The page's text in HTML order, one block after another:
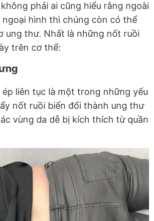
phải ai cũng hiểu rằng ngoài
ngoại hình thì chúng còn có thể
ung thư. Nhất là những nốt ruồi
trên cơ thể:
ép liên tục là một trong những yếu
nốt ruồi biến đổi thành ung thư
vùng da dễ bị kích thích từ quần